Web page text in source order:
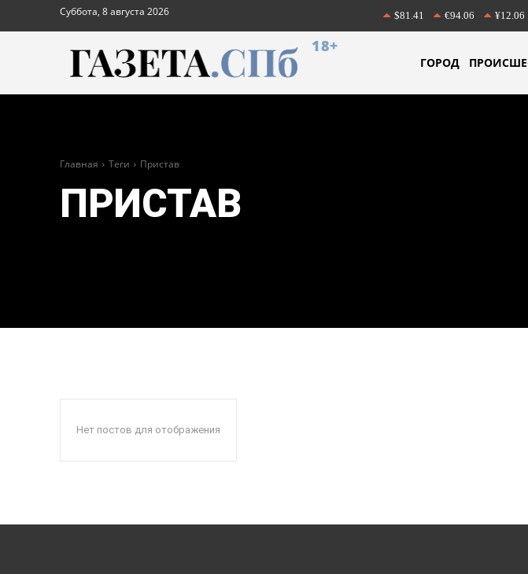
Суббота, 8 августа 2026 $81.41 €94.06 ¥12.06
18+
ГОРОД
Главная Теги Пристав
ПРИСТАВ
Нет постов для отображения